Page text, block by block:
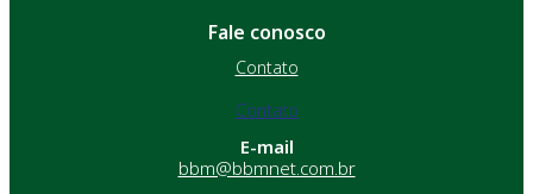
Fale conosco
Contato
Contato
E-mail
bbm@bbmnet.com.br